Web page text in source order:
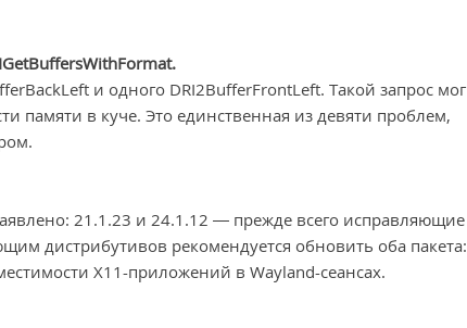
и одного DRI2BufferFrontLeft. Такой запрос мог
памяти в куче. Это единственная из девяти проблем,
21.1.23 и 24.1.12 — прежде всего исправляющие
дистрибутивов рекомендуется обновить оба пакета:
X11-приложений в Wayland-сеансах.